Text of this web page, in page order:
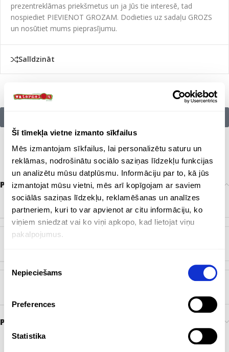
Šī tīmekļa vietne izmanto sīkfailus
Mēs izmantojam sīkfailus, lai personalizētu saturu un
reklāmas, nodrošinātu sociālo saziņas līdzekļu funkcijas
un analizētu mūsu datplūsmu. Informāciju par to, kā jūs
izmantojat mūsu vietni, mēs arī kopīgojam ar saviem
sociālās saziņas līdzekļu, reklamēšanas un analīzes
partneriem, kuri to var apvienot ar citu informāciju, ko
viņiem sniedzat vai ko viņi apkopo, kad lietojat viņu
pakalpojumus.
izvēle
Nepieciešams
Preferences
Statistika
prezentreklāmas priekšmetus un ja Jūs tie interesē, tad
nospiediet PIEVIENOT GROZAM. Dodieties uz sadaļu GROZS
un nosūtiet mums pieprasījumu.
Salīdzināt
Papildu informācija
Preces pasūtīšana un piegāde